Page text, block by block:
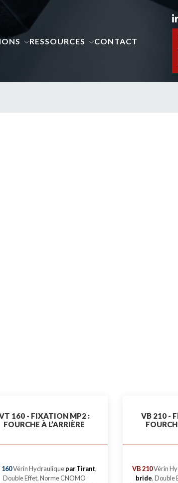
RESSOURCES CONTACT
160 - FIXATION MP2 :
FOURCHE À L’ARRIÈRE
160Vérin Hydrauliquepar Tirant,
Double Effet, Norme CNOMO
VB 210 -
VB 210Vérin
bride, Double